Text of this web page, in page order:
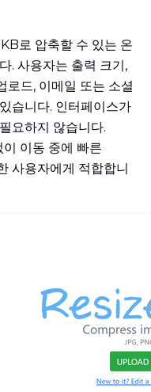
로 압축할 수 있는 온
. 사용자는 출력 크기,
로드, 이메일 또는 소셜
습니다. 인터페이스가
요하지 않습니다.
이동 중에 빠른
사용자에게 적합합니